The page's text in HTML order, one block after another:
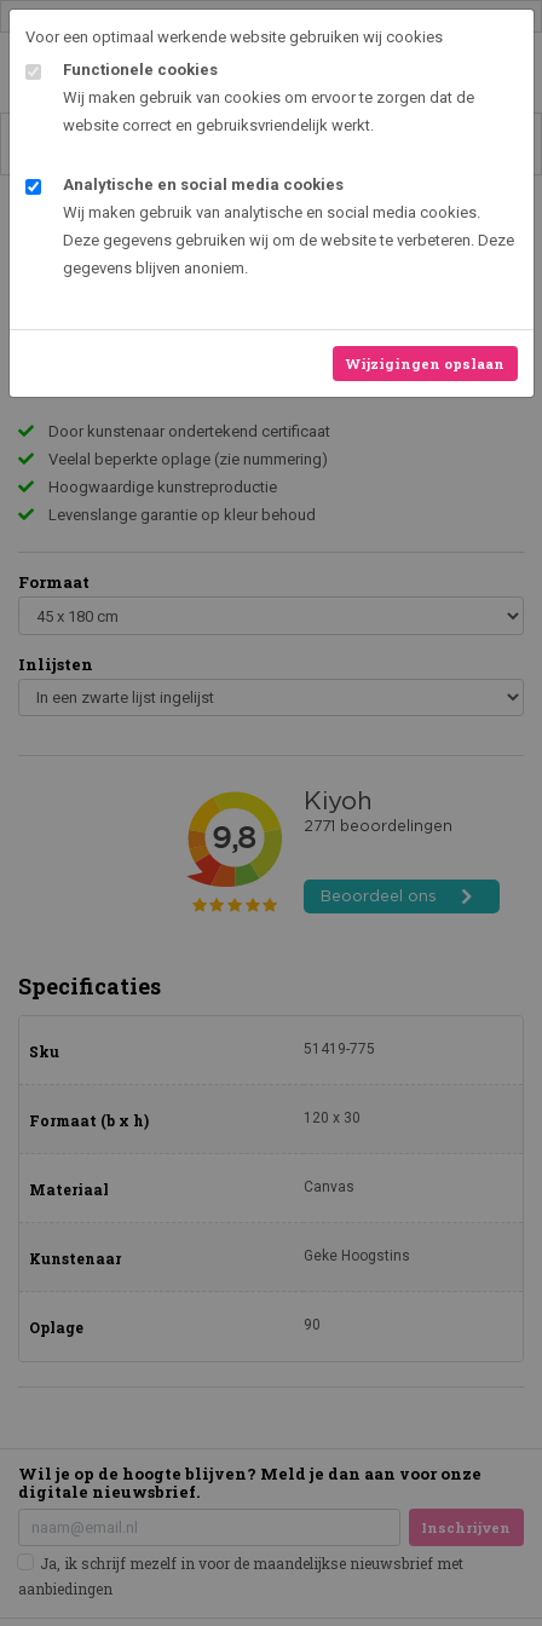
Voor een optimaal werkende website gebruiken wij cookies
Functionele cookies
Wij maken gebruik van cookies om ervoor te zorgen dat de
website correct en gebruiksvriendelijk werkt.
Analytische en social media cookies
Wij maken gebruik van analytische en social media cookies.
Deze gegevens gebruiken wij om de website te verbeteren. Deze
gegevens blijven anoniem.
Wijzigingen opslaan
Art2EXPO GallerySHOP - de leukste kunst cadeau ideeën
Bonte Boel
‹ ›
Door kunstenaar ondertekend certificaat
Veelal beperkte oplage (zie nummering)
Hoogwaardige kunstreproductie
Levenslange garantie op kleur behoud
Formaat
Inlijsten
Specificaties
Sku 51419-775
Formaat (b x h) 120 x 30
Materiaal Canvas
Kunstenaar Geke Hoogstins
Oplage 90
Wil je op de hoogte blijven? Meld je dan aan voor onze
digitale nieuwsbrief.
Inschrijven
Ja, ik schrijf mezelf in voor de maandelijkse nieuwsbrief met
aanbiedingen